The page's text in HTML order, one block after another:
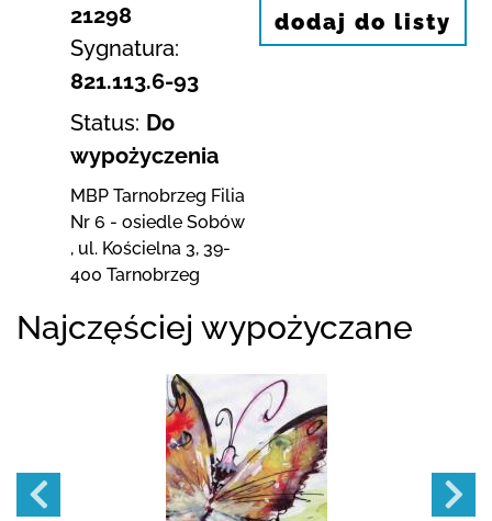
21298
Sygnatura:
821.113.6-93
Status: Do
wypożyczenia
MBP Tarnobrzeg Filia
Nr 6 - osiedle Sobów
, ul. Kościelna 3, 39-
400 Tarnobrzeg
dodaj do listy
Najczęściej wypożyczane